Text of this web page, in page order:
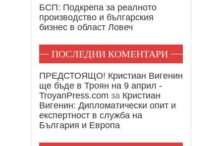
БСП: Подкрепа за реалното
производство и българския
бизнес в област Ловеч
ПОСЛЕДНИ КОМЕНТАРИ
ПРЕДСТОЯЩО! Кристиан Вигенин
ще бъде в Троян на 9 април -
TroyanPress.com за Кристиан
Вигенин: Дипломатически опит и
експертност в служба на
България и Европа